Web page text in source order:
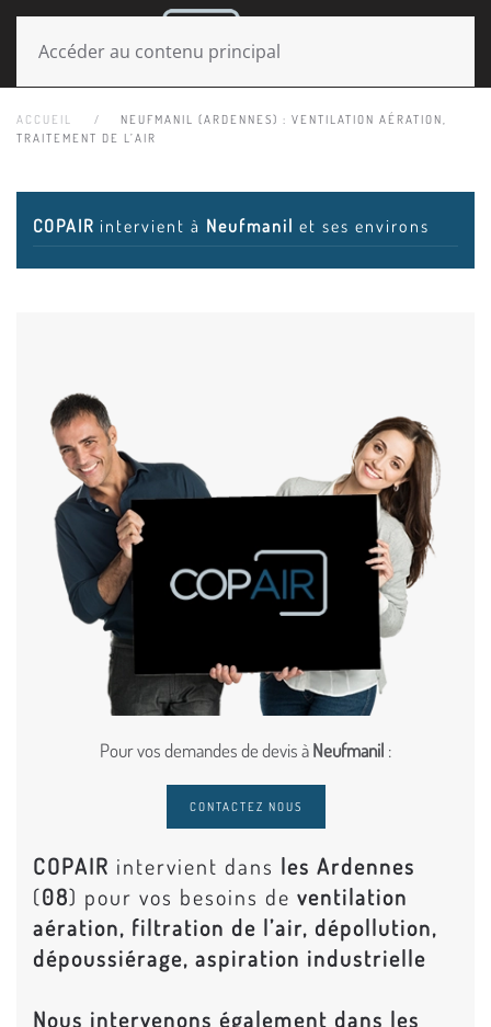
Accéder au contenu principal
ACCUEIL
NEUFMANIL (ARDENNES) : VENTILATION AÉRATION,
TRAITEMENT DE L’AIR
COPAIR intervient à Neufmanil et ses environs
Pour vos demandes de devis àNeufmanil :
CONTACTEZ NOUS
COPAIR intervient dans les Ardennes
(08) pour vos besoins de ventilation
aération, filtration de l’air, dépollution,
dépoussiérage, aspiration industrielle
Nous intervenons également dans les